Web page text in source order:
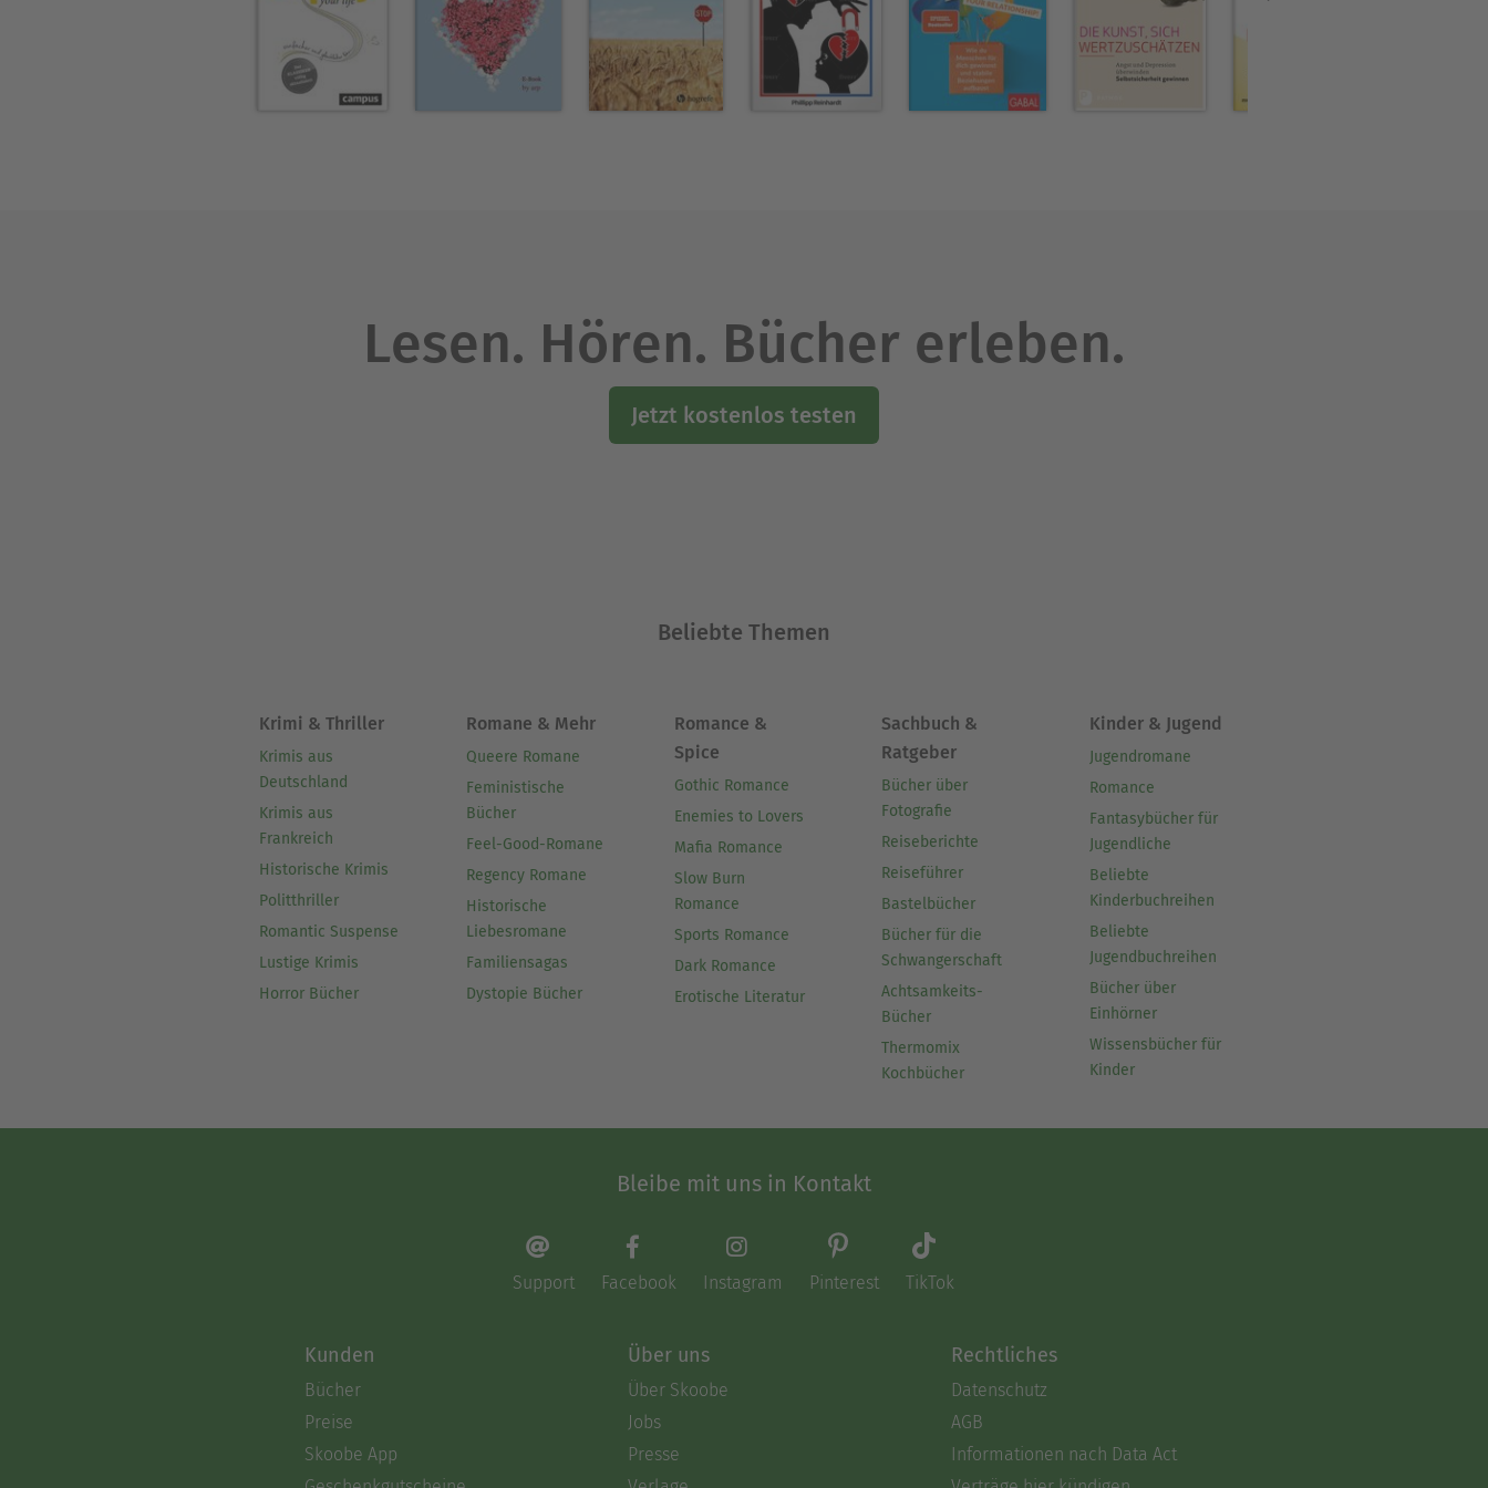
zurückzuführen sind: mangelnde Selbstannahme." Wenn wir unser Selbstvertrauen und unser
Selbstwertgefühl steigern möchten, dann müssen wir lernen, den Kritiker aus unserem Leben zu
verbannen. Wir müssen lernen, an seine Stelle eine aufbauende, aufmunternde und Mut machende
Dr. Rolf Merkle arbeitet seit mehr als 35 Jahren als Diplom-Psychologe und Psychotherapeut in eigener
Praxis. Mit seiner Arbeit und seiner Bücher hilft er Menschen, sich von selbstschädigenden und negativen
Lesen. Hören. Bücher erleben.
Jetzt kostenlos testen
Beliebte Themen
Krimi & Thriller
Krimis aus
Deutschland
Krimis aus
Frankreich
Historische Krimis
Politthriller
Romantic Suspense
Lustige Krimis
Horror Bücher
Romane & Mehr
Queere Romane
Feministische
Bücher
Feel-Good-Romane
Regency Romane
Historische
Liebesromane
Familiensagas
Dystopie Bücher
Romance &
Spice
Gothic Romance
Enemies to Lovers
Mafia Romance
Slow Burn
Romance
Sports Romance
Dark Romance
Erotische Literatur
Sachbuch &
Ratgeber
Bücher über
Fotografie
Reiseberichte
Reiseführer
Bastelbücher
Bücher für die
Schwangerschaft
Achtsamkeits-
Bücher
Thermomix
Kochbücher
Kinder & Jugend
Jugendromane
Romance
Fantasybücher für
Jugendliche
Beliebte
Kinderbuchreihen
Beliebte
Jugendbuchreihen
Bücher über
Einhörner
Wissensbücher für
Kinder
Bleibe mit uns in Kontakt
Support Facebook Instagram Pinterest TikTok
Kunden
Bücher
Preise
Skoobe App
Über uns
Über Skoobe
Jobs
Presse
Rechtliches
Datenschutz
AGB
Informationen nach Data Act